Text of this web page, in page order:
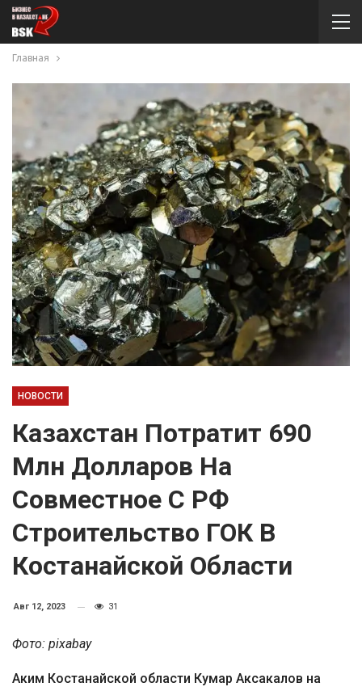
Главная
НОВОСТИ
Казахстан Потратит 690
Млн Долларов На
Совместное С РФ
Строительство ГОК В
Костанайской Области
Авг 12, 2023 31
Фото: pixabay
Аким Костанайской области Кумар Аксакалов на